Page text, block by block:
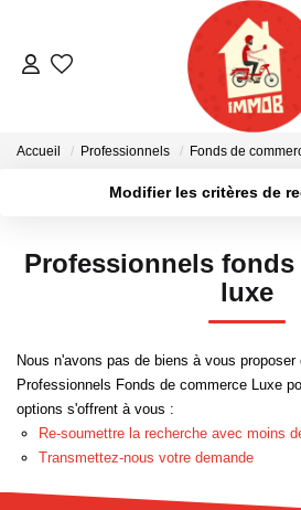
ACHETER
Qui Sommes-
Notre Équipe
Nous
Accueil Professionnels Fonds de
Modifier les critères de
Professionnels fonds
luxe
Nous n'avons pas de biens à vous proposer
Professionnels Fonds de commerce Luxe
options s'offrent à vous :
Re-soumettre la recherche avec moins
Transmettez-nous votre demande